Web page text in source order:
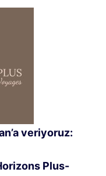
veriyoruz:
Plus-